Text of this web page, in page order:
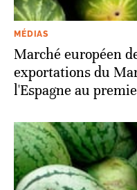
MÉDIAS
Marché européen
exportations du
l'Espagne au